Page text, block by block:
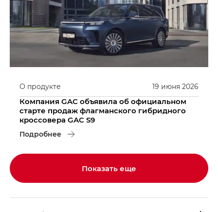
19 июня 2026
О продукте
Компания GAC объявила об официальном
старте продаж флагманского гибридного
кроссовера GAC S9
Подробнее
Показать еще